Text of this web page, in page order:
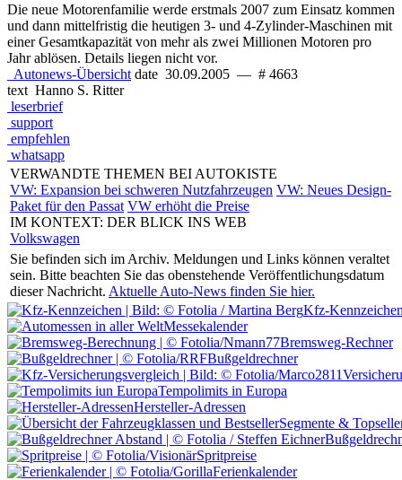
Die neue Motorenfamilie werde erstmals 2007 zum Einsatz kommen
und dann mittelfristig die heutigen 3- und 4-Zylinder-Maschinen mit
einer Gesamtkapazität von mehr als zwei Millionen Motoren pro
Jahr ablösen. Details liegen nicht vor.
Autonews-Übersicht date 30.09.2005 — # 4663
text Hanno S. Ritter
leserbrief
support
empfehlen
whatsapp
VERWANDTE THEMEN BEI AUTOKISTE
VW: Expansion bei schweren Nutzfahrzeugen VW: Neues Design-
Paket für den Passat VW erhöht die Preise
IM KONTEXT: DER BLICK INS WEB
Volkswagen
Sie befinden sich im Archiv. Meldungen und Links können veraltet
sein. Bitte beachten Sie das obenstehende Veröffentlichungsdatum
dieser Nachricht. Aktuelle Auto-News finden Sie hier.
Kfz-
Messekalender
Bremsweg-Rechner
Bußgeldrechner
Tempolimits in Europa
Hersteller-Adressen
Segmente &
Spritpreise
Ferienkalender